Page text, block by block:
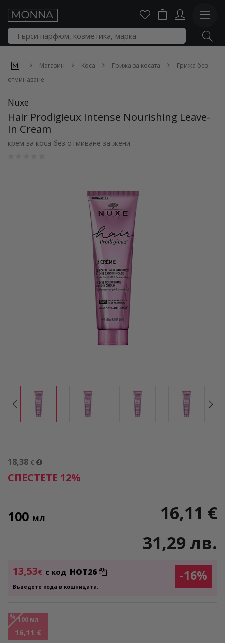
Магазин Коса Грижа за косата
Грижа без
отминаване
Nuxe
Hair Prodigieux Intense Nourishing Leave-
In Cream
крем за коса без отмиване за жени
18,38 €
СПЕСТЕТЕ 12%
100 МЛ
16,11 €
31,29 лв.
13,53€ с код HOT26
Въведете кода в кошницата.
-16%
% 100 мл
16,11 €